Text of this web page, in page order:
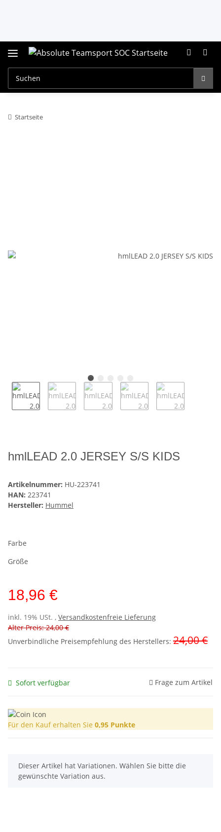
Startseite
hmlLEAD 2.0 JERSEY S/S KIDS
Artikelnummer: HU-223741
HAN: 223741
Hersteller: Hummel
Farbe
Größe
18,96 €
inkl. 19% USt. , Versandkostenfreie Lieferung
Alter Preis: 24,00 €
Unverbindliche Preisempfehlung des Herstellers: 24,00 €
Sofort verfügbar Frage zum Artikel
Für den Kauf erhalten Sie 0,95 Punkte
x
Dieser Artikel hat Variationen. Wählen Sie bitte die
gewünschte Variation aus.